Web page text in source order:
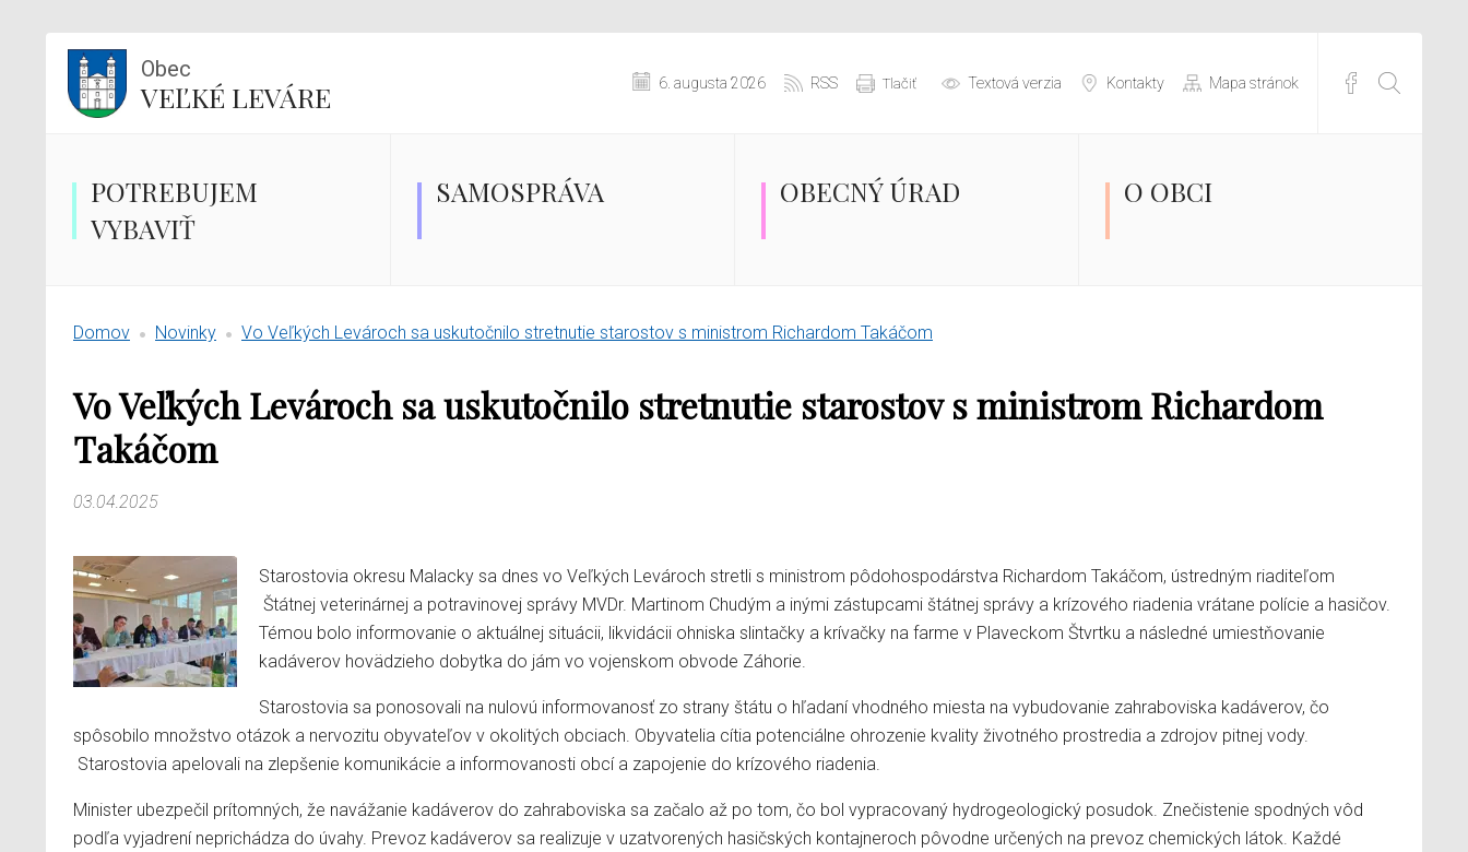
Obec
VEĽKÉ LEVÁRE 6. augusta 2026 RSS Tlačiť Textová verzia Kontakty Mapa stránok
POTREBUJEM
VYBAVIŤ
SAMOSPRÁVA OBECNÝ ÚRAD O OBCI
Domov Novinky Vo Veľkých Levároch sa uskutočnilo stretnutie starostov s ministrom Richardom Takáčom
Vo Veľkých Levároch sa uskutočnilo stretnutie starostov s ministrom Richardom
Takáčom
03.04.2025
Starostovia okresu Malacky sa dnes vo Veľkých Levároch stretli s ministrom pôdohospodárstva Richardom Takáčom, ústredným riaditeľom
Štátnej veterinárnej a potravinovej správy MVDr. Martinom Chudým a inými zástupcami štátnej správy a krízového riadenia vrátane polície a hasičov.
Témou bolo informovanie o aktuálnej situácii, likvidácii ohniska slintačky a krívačky na farme v Plaveckom Štvrtku a následné umiestňovanie
kadáverov hovädzieho dobytka do jám vo vojenskom obvode Záhorie.
Starostovia sa ponosovali na nulovú informovanosť zo strany štátu o hľadaní vhodného miesta na vybudovanie zahraboviska kadáverov, čo
spôsobilo množstvo otázok a nervozitu obyvateľov v okolitých obciach. Obyvatelia cítia potenciálne ohrozenie kvality životného prostredia a zdrojov pitnej vody.
Starostovia apelovali na zlepšenie komunikácie a informovanosti obcí a zapojenie do krízového riadenia.
Minister ubezpečil prítomných, že navážanie kadáverov do zahraboviska sa začalo až po tom, čo bol vypracovaný hydrogeologický posudok. Znečistenie spodných vôd
podľa vyjadrení neprichádza do úvahy. Prevoz kadáverov sa realizuje v uzatvorených hasičských kontajneroch pôvodne určených na prevoz chemických látok. Každé